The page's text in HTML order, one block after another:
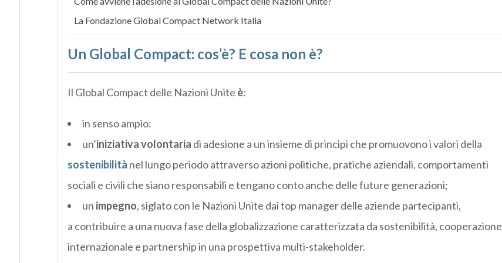
La Fondazione Global Compact Network Italia
Un Global Compact: cos’è? E cosa non è?
Il Global Compact delle Nazioni Unite è:
in senso ampio:
un’iniziativa volontaria di adesione a un insieme di principi che promuovono i valori della
sostenibilità nel lungo periodo attraverso azioni politiche, pratiche aziendali, comportamenti
sociali e civili che siano responsabili e tengano conto anche delle future generazioni;
un impegno, siglato con le Nazioni Unite dai top manager delle aziende partecipanti,
a contribuire a una nuova fase della globalizzazione caratterizzata da sostenibilità, cooperazione
internazionale e partnership in una prospettiva multi-stakeholder.